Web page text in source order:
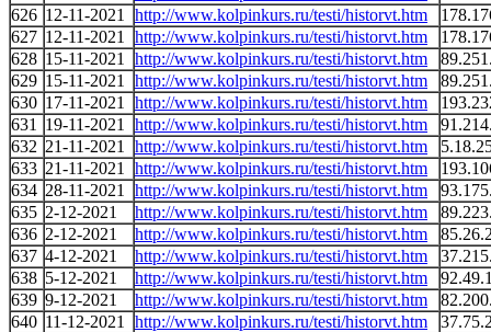
626 12-11-2021 http://www.kolpinkurs.ru/testi/historvt.htm
627 12-11-2021 http://www.kolpinkurs.ru/testi/historvt.htm
628 15-11-2021 http://www.kolpinkurs.ru/testi/historvt.htm
629 15-11-2021 http://www.kolpinkurs.ru/testi/historvt.htm
630 17-11-2021 http://www.kolpinkurs.ru/testi/historvt.htm
631
19-11-2021 http://www.kolpinkurs.ru/testi/historvt.htm
632 21-11-2021 http://www.kolpinkurs.ru/testi/historvt.htm
633 21-11-2021 http://www.kolpinkurs.ru/testi/historvt.htm
634 28-11-2021 http://www.kolpinkurs.ru/testi/historvt.htm
635 2-12-2021 http://www.kolpinkurs.ru/testi/historvt.htm
636 2-12-2021 http://www.kolpinkurs.ru/testi/historvt.htm
637 4-12-2021 http://www.kolpinkurs.ru/testi/historvt.htm
638 5-12-2021 http://www.kolpinkurs.ru/testi/historvt.htm
639 9-12-2021 http://www.kolpinkurs.ru/testi/historvt.htm
640 11-12-2021 http://www.kolpinkurs.ru/testi/historvt.htm